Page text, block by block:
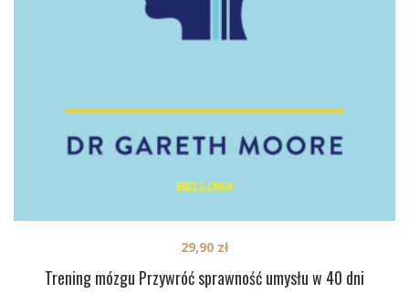
Trening mózgu Przywróć sprawność umysłu w 40 dni
29,90 zł